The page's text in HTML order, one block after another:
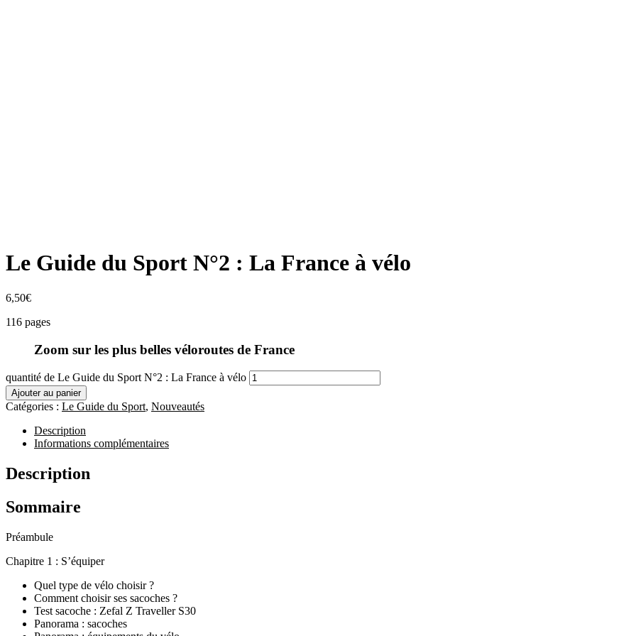
Le Guide du Sport N°2 : La France à vélo
6,50€
116 pages
Zoom sur les plus belles véloroutes de France
quantité de Le Guide du Sport N°2 : La France à vélo
Ajouter au panier
Catégories : Le Guide du Sport, Nouveautés
Description
Informations complémentaires
Description
Sommaire
Préambule
Chapitre 1 : S’équiper
Quel type de vélo choisir ?
Comment choisir ses sacoches ?
Test sacoche : Zefal Z Traveller S30
Panorama : sacoches